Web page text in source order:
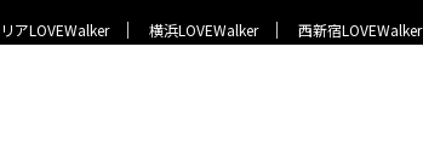
アLOVEWalker 横浜LOVEWalker 西新宿LOVEWalker